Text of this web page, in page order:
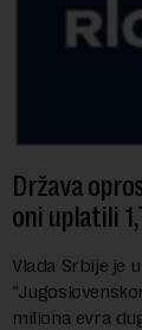
Država
oni uplatili
Vlada Srbije je
miliona evra